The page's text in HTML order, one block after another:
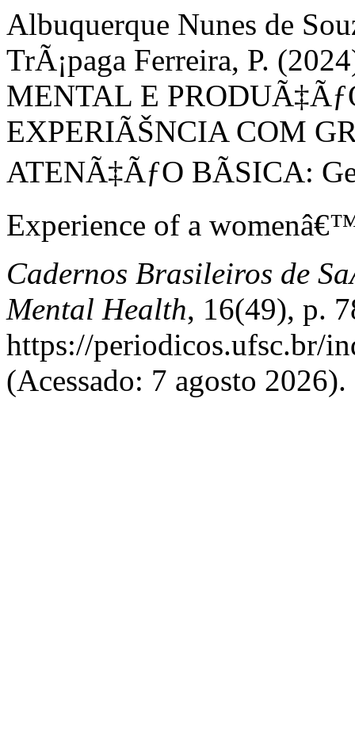
Albuquerque Nunes de
TrÃ¡paga Ferreira, P.
MENTAL E
EXPERIÃŠNCIA COM
ATENÃ‡ÃƒO BÃSICA:
Experience of a
Cadernos Brasileiros de
Mental Health, 16(49), p.
https://periodicos.ufsc.br/
(Acessado: 7 agosto 2026).